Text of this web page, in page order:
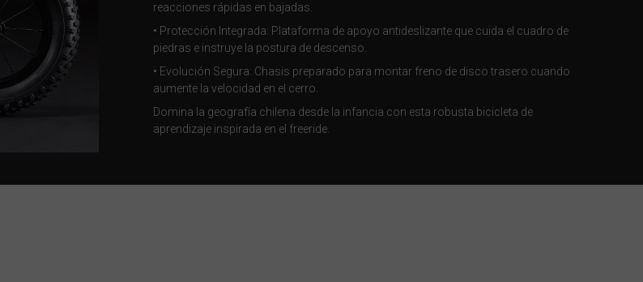
reacciones rápidas en bajadas.
• Protección Integrada: Plataforma de apoyo antideslizante que cuida el cuadro de
piedras e instruye la postura de descenso.
• Evolución Segura: Chasis preparado para montar freno de disco trasero cuando
aumente la velocidad en el cerro.
Domina la geografía chilena desde la infancia con esta robusta bicicleta de
aprendizaje inspirada en el freeride.